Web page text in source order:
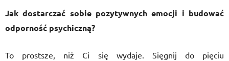
Jak dostarczać sobie pozytywnych emocji i budować
odporność psychiczną?
To prostsze, niż Ci się wydaje. Sięgnij do pięciu